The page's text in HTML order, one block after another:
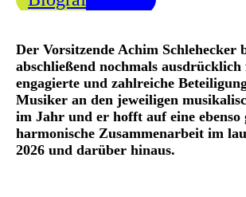
Der Vorsitzende Achim Schlehecker
abschließend nochmals
engagierte und zahlreiche
Musiker an den jeweiligen
im Jahr und er hofft auf eine ebenso
harmonische Zusammenarbeit im
2026 und darüber hinaus.